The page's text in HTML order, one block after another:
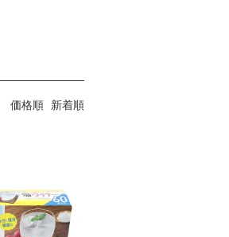
価格順 新着順